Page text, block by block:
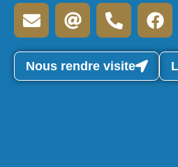
Nous rendre visite